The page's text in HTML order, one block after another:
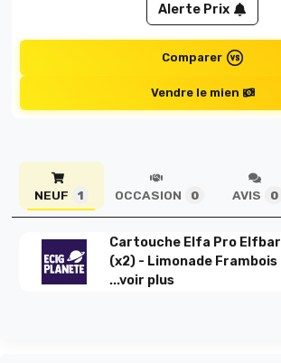
Alerte Prix
Comparer
Vendre le mien
NEUF 1 OCCASION 0 AVIS 0
Cartouche Elfa Pro Elfbar
(x2) - Limonade Frambois
...voir plus